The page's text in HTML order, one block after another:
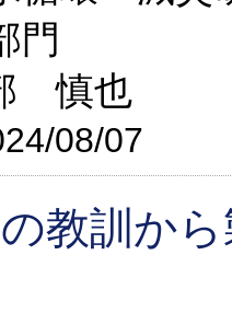
門
慎也
08/07
教訓か